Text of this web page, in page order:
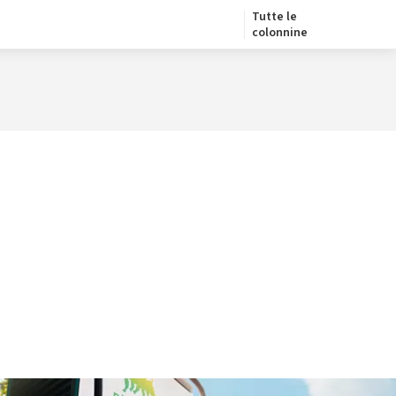
Tutte le
colonnine